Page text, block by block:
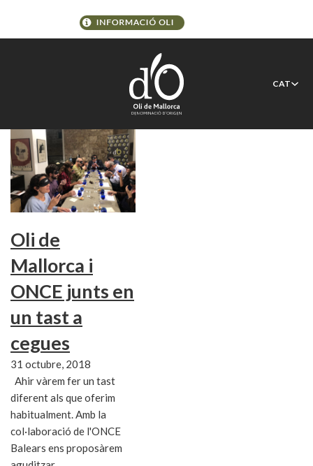
CAT
Mònica Fuster
Oli de
Mallorca i
ONCE junts en
un tast a
cegues
31 octubre, 2018
Ahir vàrem fer un tast
diferent als que oferim
habitualment. Amb la
col·laboració de l'ONCE
Balears ens proposàrem